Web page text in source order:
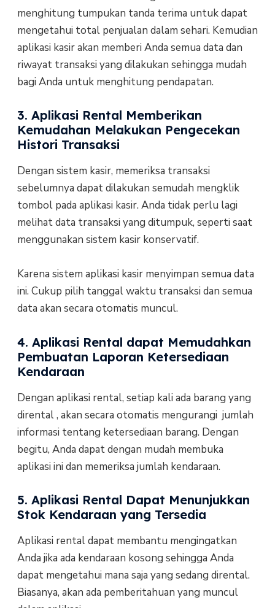
menghitung tumpukan tanda terima untuk dapat
mengetahui total penjualan dalam sehari. Kemudian
aplikasi kasir akan memberi Anda semua data dan
riwayat transaksi yang dilakukan sehingga mudah
bagi Anda untuk menghitung pendapatan.
3. Aplikasi Rental Memberikan
Kemudahan Melakukan Pengecekan
Histori Transaksi
Dengan sistem kasir, memeriksa transaksi
sebelumnya dapat dilakukan semudah mengklik
tombol pada aplikasi kasir. Anda tidak perlu lagi
melihat data transaksi yang ditumpuk, seperti saat
menggunakan sistem kasir konservatif.
Karena sistem aplikasi kasir menyimpan semua data
ini. Cukup pilih tanggal waktu transaksi dan semua
data akan secara otomatis muncul.
4. Aplikasi Rental dapat Memudahkan
Pembuatan Laporan Ketersediaan
Kendaraan
Dengan aplikasi rental, setiap kali ada barang yang
dirental , akan secara otomatis mengurangi jumlah
informasi tentang ketersediaan barang. Dengan
begitu, Anda dapat dengan mudah membuka
aplikasi ini dan memeriksa jumlah kendaraan.
5. Aplikasi Rental Dapat Menunjukkan
Stok Kendaraan yang Tersedia
Aplikasi rental dapat membantu mengingatkan
Anda jika ada kendaraan kosong sehingga Anda
dapat mengetahui mana saja yang sedang dirental.
Biasanya, akan ada pemberitahuan yang muncul